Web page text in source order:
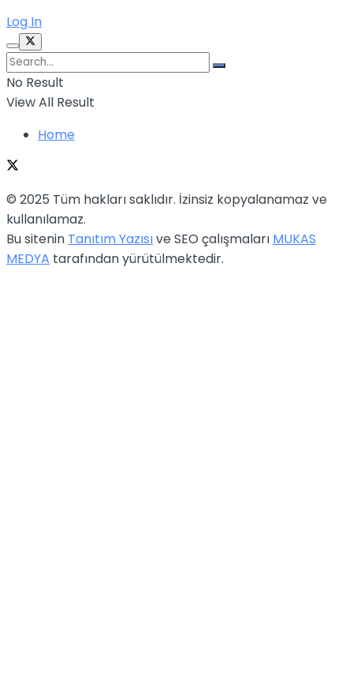
Log In
No Result
View All Result
Home
© 2025 Tüm hakları saklıdır. İzinsiz kopyalanamaz ve
kullanılamaz.
Bu sitenin Tanıtım Yazısıve SEO çalışmaları MUKAS
MEDYA tarafından yürütülmektedir.